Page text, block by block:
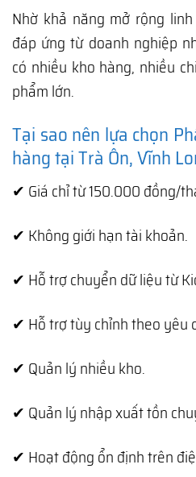
Nhờ khả năng mở rộng
đáp ứng từ doanh nghiệp
có nhiều kho hàng, nhiều
phẩm lớn.
Tại sao nên lựa chọn
hàng tại Trà Ôn, Vĩnh
✔ Giá chỉ từ 150.000 đồng/
✔ Không giới hạn tài khoản.
✔ Hỗ trợ chuyển dữ liệu từ
✔ Hỗ trợ tùy chỉnh theo yêu
✔ Quản lý nhiều kho.
✔ Quản lý nhập xuất tồn
✔ Hoạt động ổn định trên